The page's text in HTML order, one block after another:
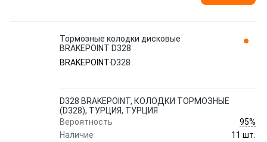
Тормозные колодки дисковые
BRAKEPOINT D328
BRAKEPOINT D328
D328 BRAKEPOINT, КОЛОДКИ ТОРМОЗНЫЕ
(D328), ТУРЦИЯ, ТУРЦИЯ
Вероятность
95%
Наличие
11 шт.